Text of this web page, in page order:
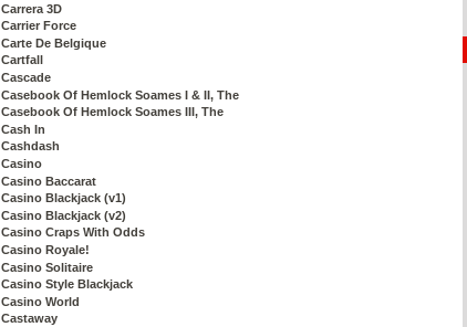
Carrera 3D
Carrier Force
Carte De Belgique
Cartfall
Cascade
Casebook Of Hemlock Soames I & II, The
Casebook Of Hemlock Soames III, The
Cash In
Cashdash
Casino
Casino Baccarat
Casino Blackjack (v1)
Casino Blackjack (v2)
Casino Craps With Odds
Casino Royale!
Casino Solitaire
Casino Style Blackjack
Casino World
Castaway